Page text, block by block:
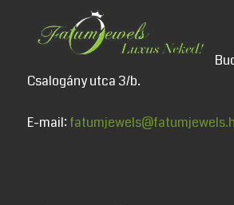
Csalogány utca 3/b.
E-mail: